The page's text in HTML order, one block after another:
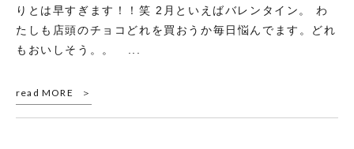
りとは早すぎます！！笑 2月といえばバレンタイン。 わ
たしも店頭のチョコどれを買おうか毎日悩んでます。どれ
もおいしそう。。 ...
read MORE